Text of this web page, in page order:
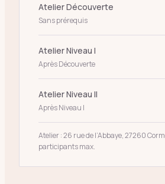
Atelier Découverte
Sans prérequis
Atelier Niveau I
Après Découverte
Atelier Niveau II
Après Niveau I
Atelier : 26 rue de l’Abbaye, 27260
participants max.